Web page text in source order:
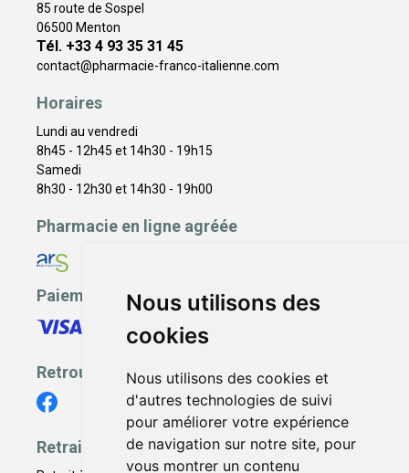
Nous utilisons des
cookies
Nous utilisons des cookies et
d'autres technologies de suivi
pour améliorer votre expérience
de navigation sur notre site, pour
vous montrer un contenu
85 route de Sospel
06500 Menton
Tél. +33 4 93 35 31 45
contact@pharmacie-franco-italienne.com
Horaires
Lundi au vendredi
8h45 - 12h45 et 14h30 - 19h15
Samedi
8h30 - 12h30 et 14h30 - 19h00
Pharmacie en ligne agréée
Paiement sécurisé
Retrouvez-nous
Retrait - Livraison